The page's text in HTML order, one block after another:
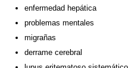
enfermedad hepática
problemas mentales
migrañas
derrame cerebral